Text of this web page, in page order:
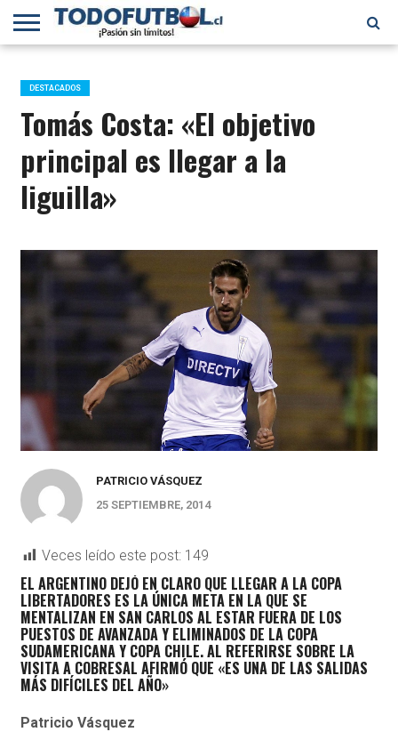
PRIMERA
B
SELECCIÓN
CHILENA
CHILENOS
EN EL
MUNDO
FÚTBOL
INTERNACIONAL
DESTACADOS
Tomás Costa: «El objetivo
principal es llegar a la
liguilla»
PATRICIO VÁSQUEZ
25 SEPTIEMBRE, 2014
Veces leído este post: 149
EL ARGENTINO DEJÓ EN CLARO QUE LLEGAR A LA COPA
LIBERTADORES ES LA ÚNICA META EN LA QUE SE
MENTALIZAN EN SAN CARLOS AL ESTAR FUERA DE LOS
PUESTOS DE AVANZADA Y ELIMINADOS DE LA COPA
SUDAMERICANA Y COPA CHILE. AL REFERIRSE SOBRE LA
VISITA A COBRESAL AFIRMÓ QUE «ES UNA DE LAS SALIDAS
MÁS DIFÍCILES DEL AÑO»
Patricio Vásquez